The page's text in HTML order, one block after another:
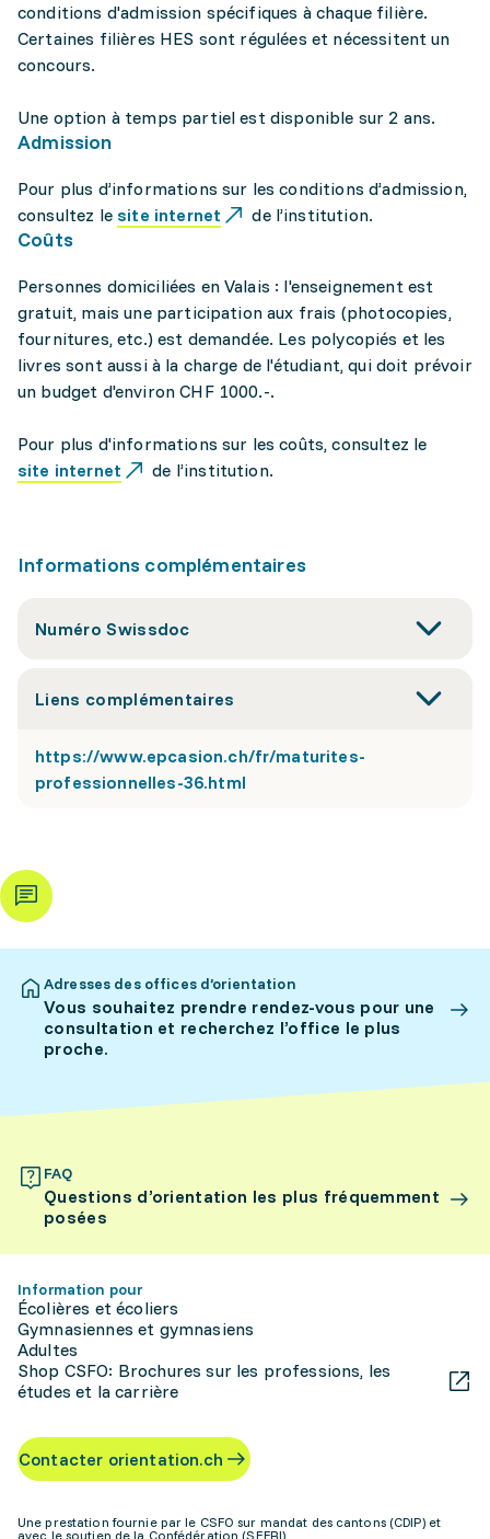
conditions d'admission spécifiques à chaque filière.
Certaines filières HES sont régulées et nécessitent un
concours.
Une option à temps partiel est disponible sur 2 ans.
Admission
Pour plus d’informations sur les conditions d’admission,
consultez le site internet de l’institution.
Coûts
Personnes domiciliées en Valais : l'enseignement est
gratuit, mais une participation aux frais (photocopies,
fournitures, etc.) est demandée. Les polycopiés et les
livres sont aussi à la charge de l'étudiant, qui doit prévoir
un budget d'environ CHF 1000.-.
Pour plus d'informations sur les coûts, consultez le
site internet
de l’institution.
Informations complémentaires
Numéro Swissdoc
Liens complémentaires
https://www.epcasion.ch/fr/maturites-
professionnelles-36.html
Adresses des offices d’orientation
Vous souhaitez prendre rendez-vous pour une
consultation et recherchez l’office le plus
proche.
FAQ
Questions d’orientation les plus fréquemment
posées
Information pour
Écolières et écoliers
Gymnasiennes et gymnasiens
Adultes
Shop CSFO: Brochures sur les professions, les
études et la carrière
Contacter orientation.ch
Une prestation fournie par le CSFO sur mandat des cantons (CDIP) et
avec le soutien de la Confédération (SEFRI)